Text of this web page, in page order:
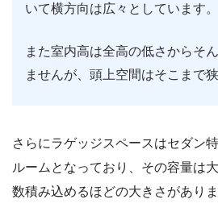
いて横方向は広々としています。
また室内高は全高の低さからそ
ませんが、頭上空間はそこまで
さらにラゲッジスペースはセダン
ルームとなっており、その容量は
数積み込めるほどの大きさがありま